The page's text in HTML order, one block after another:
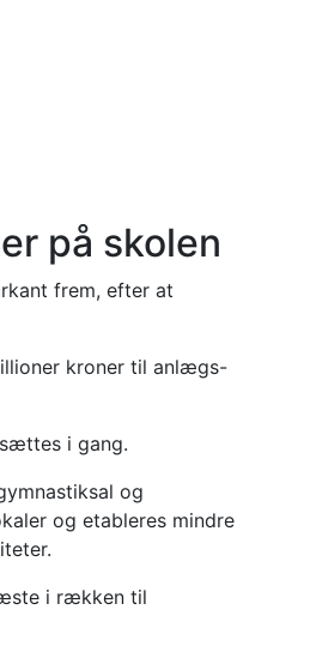
på skolen
frem, efter at
kroner til anlægs-
i gang.
og
og etableres mindre
i rækken til